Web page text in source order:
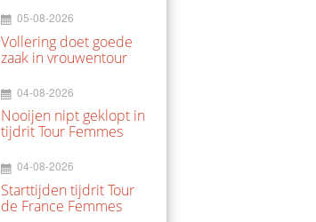
05-08-2026
Vollering doet goede
zaak in vrouwentour
04-08-2026
Nooijen nipt geklopt in
tijdrit Tour Femmes
04-08-2026
Starttijden tijdrit Tour
de France Femmes